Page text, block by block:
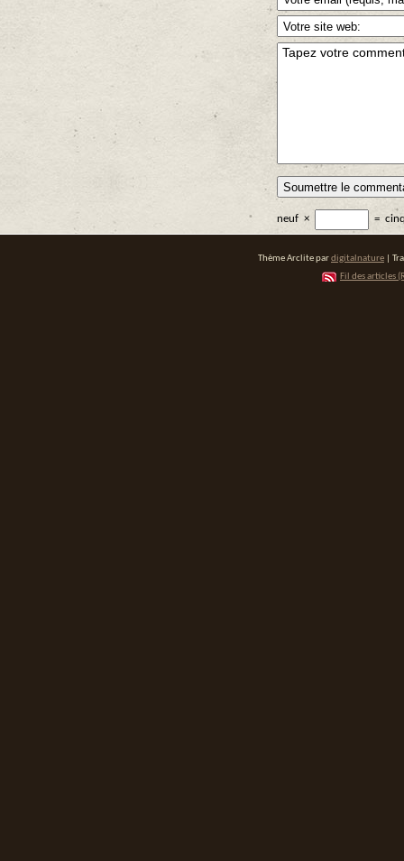
neuf × =
Thème Arclite pardigitalnature |
Fil des articles